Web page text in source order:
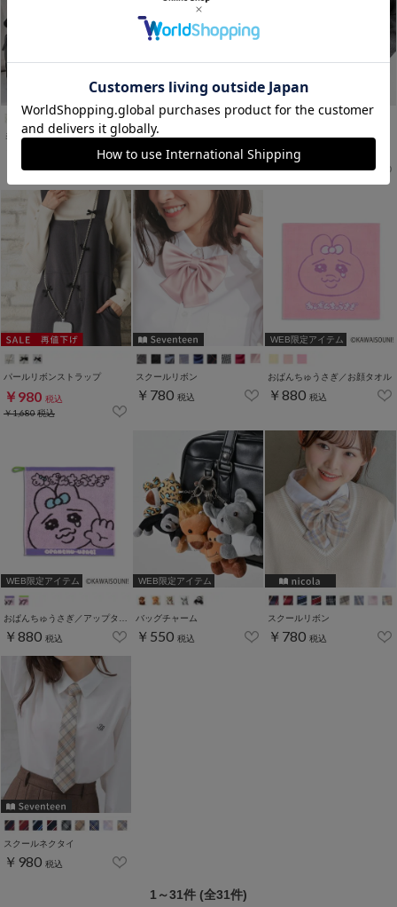
ミニシューズチャーム ラップスカート
￥980 税込
ビーズリボンストラップ
￥980
￥1,980税込
パールリボンストラップ
￥980 税込
￥1,680税込
スクールリボン
￥780 税込
WEB限定アイテム
おぱんちゅうさぎ／お顔タオル
￥880 税込
WEB限定アイテム
￥880 税込
WEB限定アイテム
バッグチャーム
￥550 税込
スクールリボン
￥780 税込
スクールネクタイ
￥980 税込
1～31件 (全31件)